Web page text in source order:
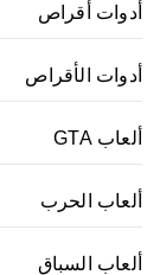
أدوات أقراص
أدوات الأقراص
ألعاب GTA
ألعاب الحرب
ألعاب السباق